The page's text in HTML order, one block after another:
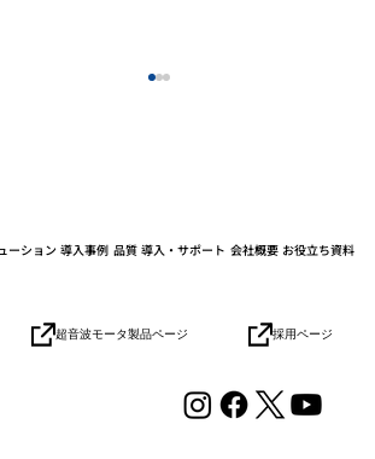
サイトを全面リニューアル
ーション 導入事例 品質 導入・サポート 会社概要 お役立ち資料
超音波モータ製品ページ 採用ページ